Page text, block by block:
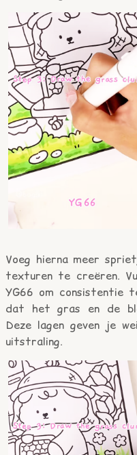
Voeg hierna meer
texturen te creëren.
YG66 om consistentie
dat het gras en de
Deze lagen geven je
uitstraling.